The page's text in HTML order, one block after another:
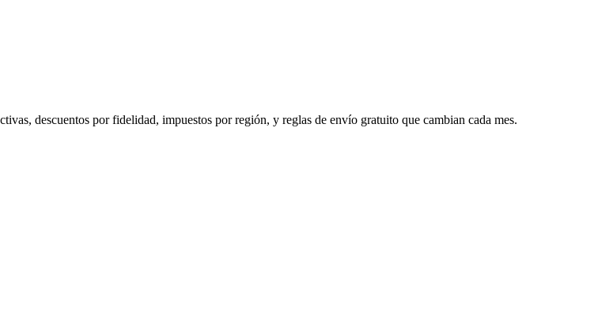
descuentos por fidelidad, impuestos por región, y reglas de envío gratuito que cambian cada mes.